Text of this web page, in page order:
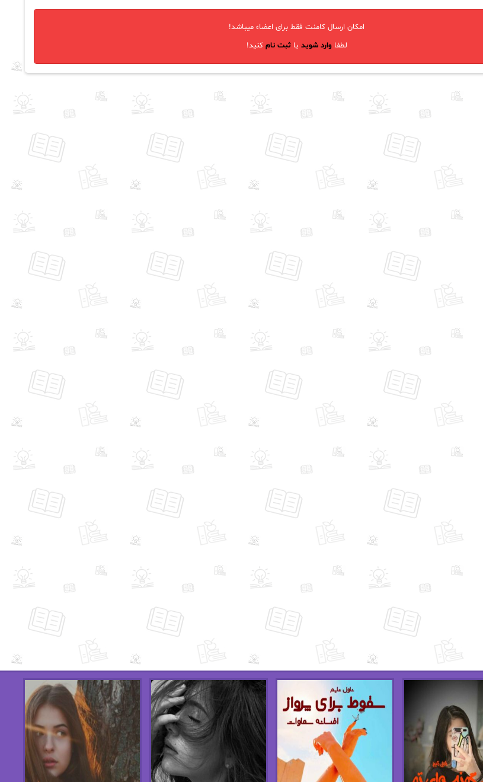
امکان ارسال کامنت فقط برای اعضاء میباشد!
لطفاوارد شوید یاثبت نام کنید!